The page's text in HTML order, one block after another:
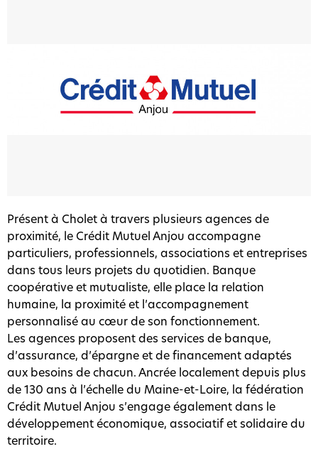
Présent à Cholet à travers plusieurs agences de
proximité, le Crédit Mutuel Anjou accompagne
particuliers, professionnels, associations et entreprises
dans tous leurs projets du quotidien. Banque
coopérative et mutualiste, elle place la relation
humaine, la proximité et l’accompagnement
personnalisé au cœur de son fonctionnement.
Les agences proposent des services de banque,
d’assurance, d’épargne et de financement adaptés
aux besoins de chacun. Ancrée localement depuis plus
de 130 ans à l’échelle du Maine-et-Loire, la fédération
Crédit Mutuel Anjou s’engage également dans le
développement économique, associatif et solidaire du
territoire.